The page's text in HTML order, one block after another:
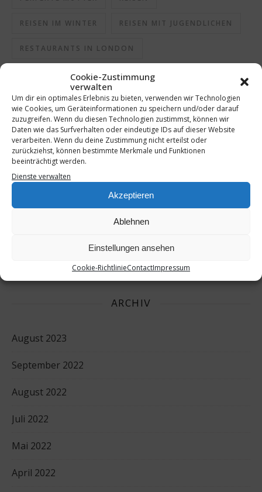
Cookie-Zustimmung
verwalten
Um dir ein optimales Erlebnis zu bieten, verwenden wir Technologien
wie Cookies, um Geräteinformationen zu speichern und/oder darauf
zuzugreifen. Wenn du diesen Technologien zustimmst, können wir
Daten wie das Surfverhalten oder eindeutige IDs auf dieser Website
verarbeiten. Wenn du deine Zustimmung nicht erteilst oder
zurückziehst, können bestimmte Merkmale und Funktionen
beeinträchtigt werden.
Dienste verwalten
Akzeptieren
Ablehnen
Einstellungen ansehen
Cookie-RichtlinieContactImpressum
REISEN IM WINTER REISEN MIT JUGENDLICHEN
RESTAURANTS IN LONDON
SCHLECHTE MUTTER SCHMECKEN
SCHMECKT SEHENSWÜRDIGKEITEN IN LONDON
SELBSTGEMACHT SHOTS SPRITZGEBÄCK
STÄDTEREISE STÄDTETRIP
STÄDTETRIP MIT JUGENDLICHEN
ARCHIV
August 2023
September 2022
August 2022
Juli 2022
Mai 2022
April 2022